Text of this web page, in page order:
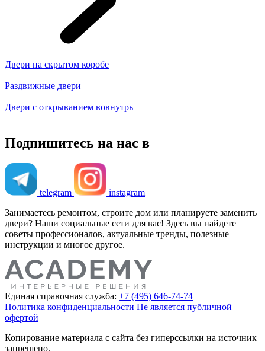
Двери на скрытом коробе
Раздвижные двери
Двери с открыванием вовнутрь
Подпишитесь на нас в
telegram
instagram
Занимаетесь ремонтом, строите дом или планируете заменить
двери? Наши социальные сети для вас! Здесь вы найдете
советы профессионалов, актуальные тренды, полезные
инструкции и многое другое.
Единая справочная служба: +7 (495) 646-74-74
Политика конфиденциальности Не является публичной
офертой
Копирование материала с сайта без гиперссылки на источник
запрещено.